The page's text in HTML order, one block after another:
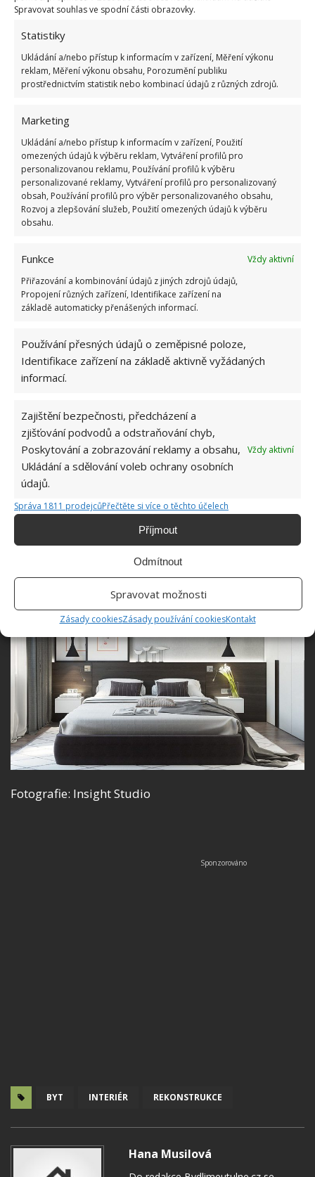
Spravovat souhlas ve spodní části obrazovky.
Statistiky
Ukládání a/nebo přístup k informacím v zařízení, Měření výkonu
reklam, Měření výkonu obsahu, Porozumění publiku
prostřednictvím statistik nebo kombinací údajů z různých zdrojů.
Marketing
Ukládání a/nebo přístup k informacím v zařízení, Použití
omezených údajů k výběru reklam, Vytváření profilů pro
personalizovanou reklamu, Používání profilů k výběru
personalizované reklamy, Vytváření profilů pro personalizovaný
obsah, Používání profilů pro výběr personalizovaného obsahu,
Rozvoj a zlepšování služeb, Použití omezených údajů k výběru
obsahu.
Funkce
Vždy aktivní
Přiřazování a kombinování údajů z jiných zdrojů údajů,
Propojení různých zařízení, Identifikace zařízení na
základě automaticky přenášených informací.
Používání přesných údajů o zeměpisné poloze,
Identifikace zařízení na základě aktivně vyžádaných
informací.
Zajištění bezpečnosti, předcházení a
zjišťování podvodů a odstraňování chyb,
Poskytování a zobrazování reklamy a obsahu,
Ukládání a sdělování voleb ochrany osobních
údajů.
Vždy aktivní
Správa 1811 prodejcůPřečtěte si více o těchto účelech
Příjmout
Odmítnout
Spravovat možnosti
Zásady cookiesZásady používání cookiesKontakt
Druhou ložnici žena nepotřebuje, neboť v bytě bude
mezi samostatnou koupelnou a toaletou. Kromě
zvětšení prostoru došlo díky této úpravě také
k prosvětlení celého bytu. Pokud jde o následné
vybavení interiéru, žena dávala přednost čistým,
jednoduchým liniím v neutrálním minimalistickém
stylu. Dominantními barvami v celém bytě tak jsou
především bílá, šedá a různé odstíny hnědé.
Fotografie: Insight Studio
BYT INTERIÉR REKONSTRUKCE
Hana Musilová